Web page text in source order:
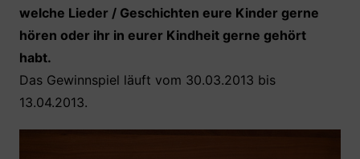
welche Lieder / Geschichten eure Kinder gerne
hören oder ihr in eurer Kindheit gerne gehört
habt.
Das Gewinnspiel läuft vom 30.03.2013 bis
13.04.2013.